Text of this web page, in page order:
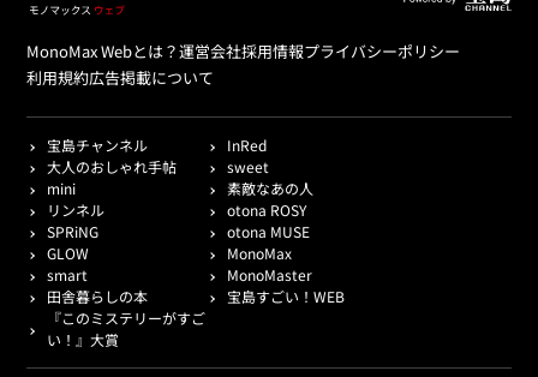
MonoMax Webとは？運営会社採用情報プライバシーポリシー
利用規約広告掲載について
宝島チャンネル
InRed
大人のおしゃれ手帖
sweet
mini
素敵なあの人
リンネル
otona ROSY
SPRiNG
otona MUSE
GLOW
MonoMax
smart
MonoMaster
田舎暮らしの本
宝島すごい！WEB
『このミステリーがすご
い！』大賞